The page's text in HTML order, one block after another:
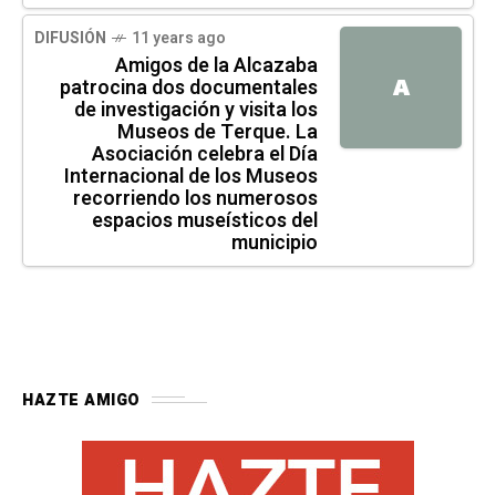
A
DIFUSIÓN 11 years ago
Amigos de la Alcazaba
patrocina dos documentales
de investigación y visita los
Museos de Terque. La
Asociación celebra el Día
Internacional de los Museos
recorriendo los numerosos
espacios museísticos del
municipio
HAZTE AMIGO